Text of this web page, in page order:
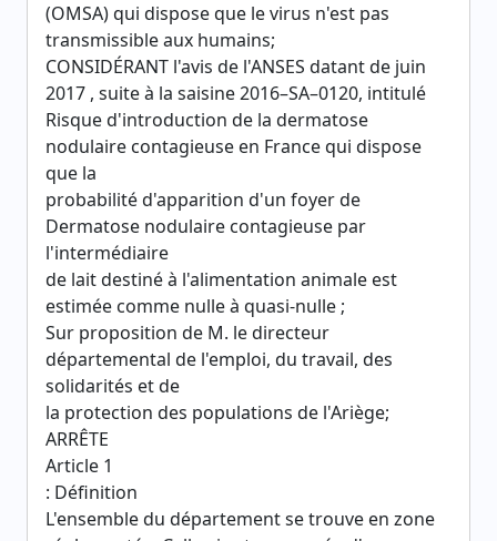
(OMSA) qui dispose que le virus n'est pas
transmissible aux humains;
CONSIDÉRANT l'avis de l'ANSES datant de juin
2017 , suite à la saisine 2016–SA–0120, intitulé
Risque d'introduction de la dermatose
nodulaire contagieuse en France qui dispose
que la
probabilité d'apparition d'un foyer de
Dermatose nodulaire contagieuse par
l'intermédiaire
de lait destiné à l'alimentation animale est
estimée comme nulle à quasi-nulle ;
Sur proposition de M. le directeur
départemental de l'emploi, du travail, des
solidarités et de
la protection des populations de l'Ariège;
ARRÊTE
Article 1
: Définition
L'ensemble du département se trouve en zone